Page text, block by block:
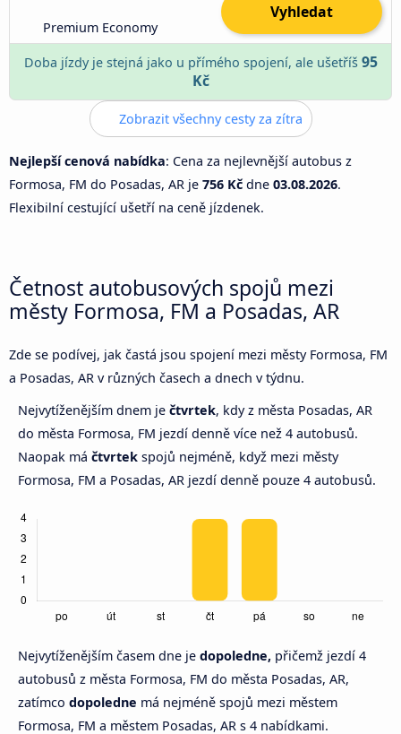
Premium Economy
Vyhledat
Doba jízdy je stejná jako u přímého spojení, ale ušetříš 95
Kč
Zobrazit všechny cesty za zítra
Nejlepší cenová nabídka: Cena za nejlevnější autobus z
Formosa, FM do Posadas, AR je 756 Kč dne 03.08.2026.
Flexibilní cestující ušetří na ceně jízdenek.
Četnost autobusových spojů mezi
městy Formosa, FM a Posadas, AR
Zde se podívej, jak častá jsou spojení mezi městy Formosa, FM
a Posadas, AR v různých časech a dnech v týdnu.
Nejvytíženějším dnem je čtvrtek, kdy z města Posadas, AR
do města Formosa, FM jezdí denně více než 4 autobusů.
Naopak má čtvrtek spojů nejméně, když mezi městy
Formosa, FM a Posadas, AR jezdí denně pouze 4 autobusů.
Nejvytíženějším časem dne je dopoledne, přičemž jezdí 4
autobusů z města Formosa, FM do města Posadas, AR,
zatímco dopoledne má nejméně spojů mezi městem
Formosa, FM a městem Posadas, AR s 4 nabídkami.